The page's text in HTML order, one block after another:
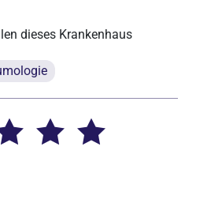
dieses Krankenhaus